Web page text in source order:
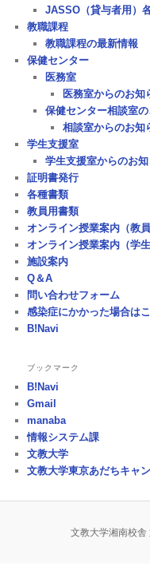
JASSO（貸与者用）
教職課程
教職課程の最新情報
保健センター
医務室
医務室からのお知
保健センター相談室
相談室からのお知
学生支援室
学生支援室からのお
証明書発行
各種書類
教員用書類
オンライン授業案内（教員
オンライン授業案内（学生
施設案内
Q＆A
問い合わせフォーム
感染症にかかった場合は
B!Navi
ブックマーク
B!Navi
Gmail
manaba
情報システム課
文教大学
文教大学東京あだちキャ
文教大学湘南校舎